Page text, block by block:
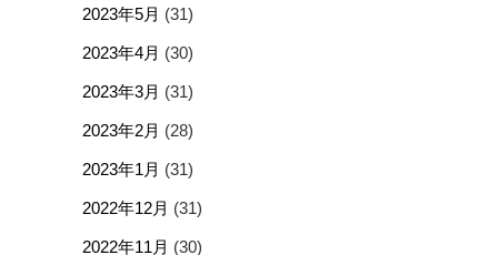
2023年5月 (31)
2023年4月 (30)
2023年3月 (31)
2023年2月 (28)
2023年1月 (31)
2022年12月 (31)
2022年11月 (30)